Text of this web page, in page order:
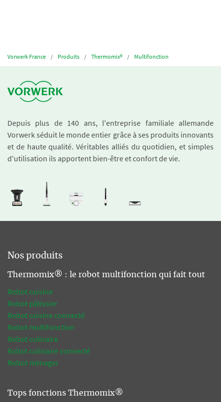
Vorwerk France Produits Thermomix® Multifonction
Depuis plus de 140 ans, l'entreprise familiale allemande
Vorwerk séduit le monde entier grâce à ses produits innovants
et de haute qualité. Véritables alliés du quotidien, et simples
d'utilisation ils apportent bien-être et confort de vie.
Nos produits
Thermomix® : le robot multifonction qui fait tout
Robot cuisine
Robot pâtissier
Robot cuisine connecté
Robot multifonction
Robot culinaire
Robot culinaire connecté
Robot ménager
Tops fonctions Thermomix®